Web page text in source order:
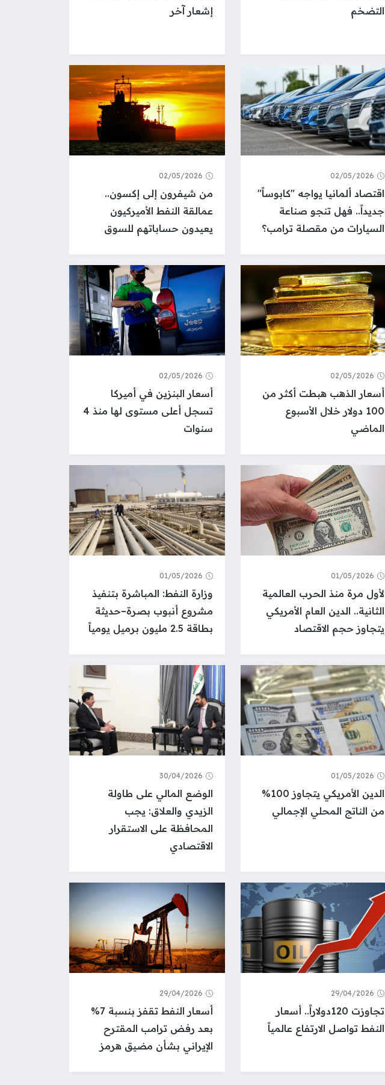
التضخم
إشعار آخر
02/05/2026
اقتصاد ألمانيا يواجه "كابوساً"
جديداً.. فهل تنجو صناعة
السيارات من مقصلة ترامب؟
02/05/2026
من شيفرون إلى إكسون..
عمالقة النفط الأميركيون
يعيدون حساباتهم للسوق
02/05/2026
أسعار الذهب هبطت أكثر من
100 دولار خلال الأسبوع
الماضي
02/05/2026
أسعار البنزين في أميركا
تسجل أعلى مستوى لها منذ 4
سنوات
01/05/2026
لأول مرة منذ الحرب العالمية
الثانية.. الدين العام الأمريكي
يتجاوز حجم الاقتصاد
01/05/2026
وزارة النفط: المباشرة بتنفيذ
مشروع أنبوب بصرة–حديثة
بطاقة 2.5 مليون برميل يومياً
01/05/2026
الدين الأمريكي يتجاوز 100%
من الناتج المحلي الإجمالي
30/04/2026
الوضع المالي على طاولة
الزيدي والعلاق: يجب
المحافظة على الاستقرار
الاقتصادي
29/04/2026
تجاوزت 120دولاراً.. أسعار
النفط تواصل الارتفاع عالمياً
29/04/2026
أسعار النفط تقفز بنسبة 7%
بعد رفض ترامب المقترح
الإيراني بشأن مضيق هرمز